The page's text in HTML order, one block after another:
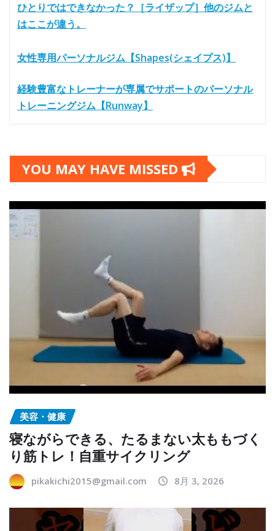
ひとりではできなかった？［ライザップ］他のジムと
はここが違う。
女性専用パーソナルジム【Shapes(シェイプス)】
経験豊富なトレーナーが専属でサポートのパーソナル
トレーニングジム【Runway】
YOU MAY HAVE MISSED
美容・健康
寝ながらできる、たるまない太ももづく
り筋トレ！自重サイクリング
pikakichi2015@gmail.com 8月 3, 2026